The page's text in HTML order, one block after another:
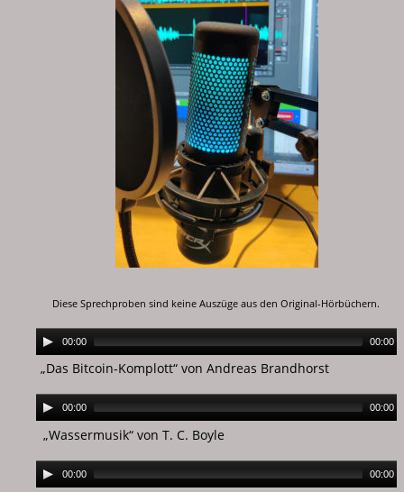
00:00 00:00
00:00 00:00
00:00 00:00
Diese Sprechproben sind keine Auszüge aus den Original-Hörbüchern.
„Das Bitcoin-Komplott“ von Andreas Brandhorst
„Wassermusik“ von T. C. Boyle